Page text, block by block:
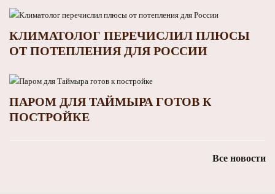
КЛИМАТОЛОГ ПЕРЕЧИСЛИЛ ПЛЮСЫ
ОТ ПОТЕПЛЕНИЯ ДЛЯ РОССИИ
ПАРОМ ДЛЯ ТАЙМЫРА ГОТОВ К
ПОСТРОЙКЕ
Все новости